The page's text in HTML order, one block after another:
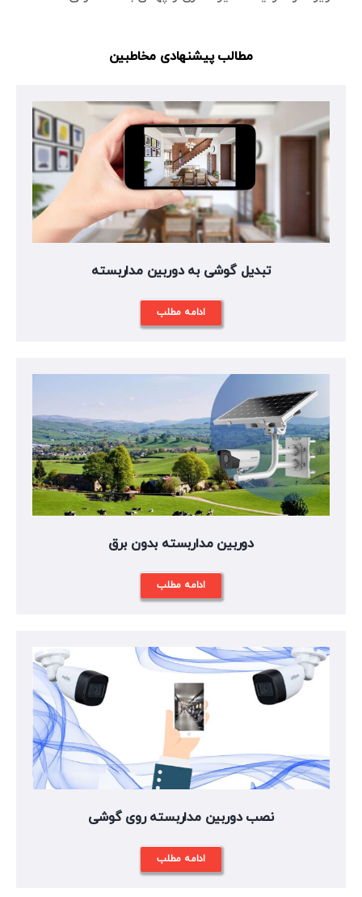
مطالب پیشنهادی مخاطبین
تبدیل گوشی به دوربین مداربسته
ادامه مطلب
دوربین مداربسته بدون برق
ادامه مطلب
نصب دوربین مداربسته روی گوشی
ادامه مطلب